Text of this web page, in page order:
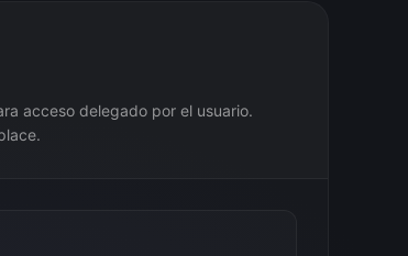
acceso delegado por el usuario.